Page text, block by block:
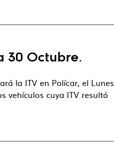
30 Octubre.
la ITV en Polícar, el Lunes
vehículos cuya ITV resultó